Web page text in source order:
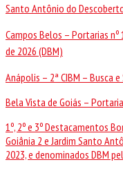
Santo Antônio do
Campos Belos – Portarias nº
de 2026 (DBM)
Anápolis – 2ª CIBM – Busca
Bela Vista de Goiás –
1º, 2º e 3º Destacamentos
Goiânia 2 e Jardim Santo
2023, e denominados DBM